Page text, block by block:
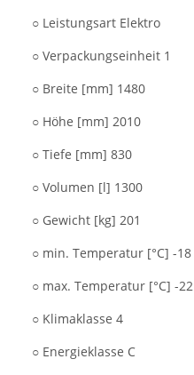
○ Leistungsart Elektro
○ Verpackungseinheit 1
○ Breite [mm] 1480
○ Höhe [mm] 2010
○ Tiefe [mm] 830
○ Volumen [l] 1300
○ Gewicht [kg] 201
○ min. Temperatur [°C] -18
○ max. Temperatur [°C] -22
○ Klimaklasse 4
○ Energieklasse C